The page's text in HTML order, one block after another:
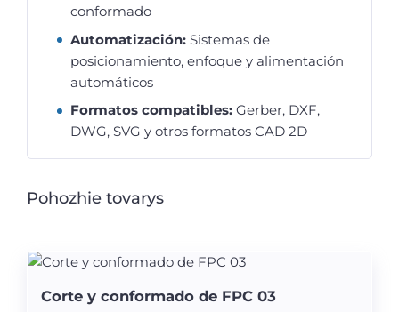
conformado
Automatización: Sistemas de
posicionamiento, enfoque y alimentación
automáticos
Formatos compatibles: Gerber, DXF,
DWG, SVG y otros formatos CAD 2D
Pohozhie tovarys
Corte y conformado de FPC 03